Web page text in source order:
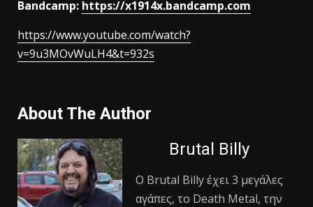
Bandcamp: https://x1914x.bandcamp.com
https://www.youtube.com/watch?
v=9u3MOvWuLH4&t=932s
About The Author
Brutal Billy
Ο Βrutal Βilly έχει 3 μεγάλες
αγάπες, το Death Metal, την